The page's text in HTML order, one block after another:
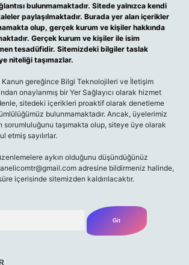
bulunmamaktadır. Sitede yalnızca kendi
paylaşılmaktadır. Burada yer alan içerikler
olup, gerçek kurum ve kişiler hakkında
Gerçek kurum ve kişiler ile isim
tesadüfidir. Sitemizdeki bilgiler taslak
niteliği taşımazlar.
Kanun gereğince Bilgi Teknolojileri ve İletişim
onaylanmış bir Yer Sağlayıcı olarak hizmet
sitedeki içerikleri proaktif olarak denetleme
bulunmamaktadır. Ancak, üyelerimiz
sorumluluğunu taşımakta olup, siteye üye olarak
etmiş sayılırlar.
aykırı olduğunu düşündüğünüz
adresine bildirmeniz halinde,
içerisinde sitemizden kaldırılacaktır.